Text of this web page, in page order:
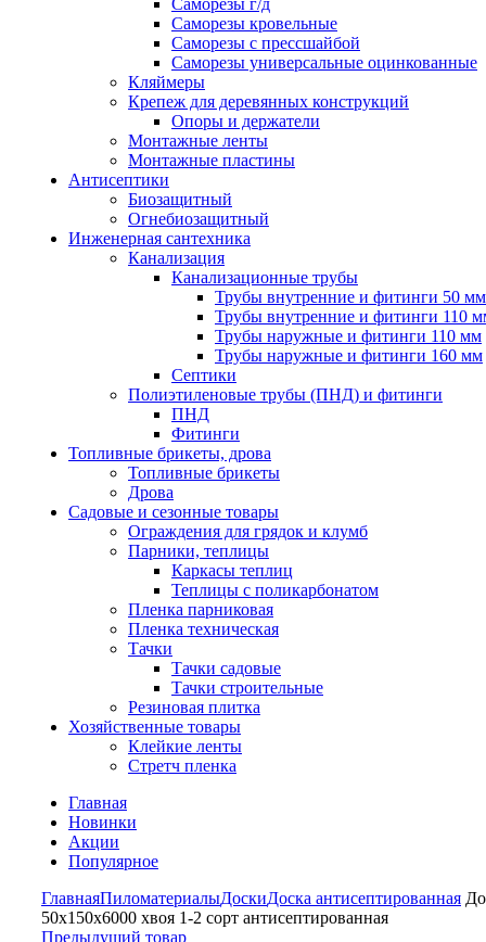
Саморезы г/д
Саморезы кровельные
Саморезы с прессшайбой
Саморезы универсальные оцинкованные
Кляймеры
Крепеж для деревянных конструкций
Опоры и держатели
Монтажные ленты
Монтажные пластины
Антисептики
Биозащитный
Огнебиозащитный
Инженерная сантехника
Канализация
Канализационные трубы
Трубы внутренние и фитинги 50 мм
Трубы внутренние и фитинги 110
Трубы наружные и фитинги 110 мм
Трубы наружные и фитинги 160 мм
Септики
Полиэтиленовые трубы (ПНД) и фитинги
ПНД
Фитинги
Топливные брикеты, дрова
Топливные брикеты
Дрова
Садовые и сезонные товары
Ограждения для грядок и клумб
Парники, теплицы
Каркасы теплиц
Теплицы с поликарбонатом
Пленка парниковая
Пленка техническая
Тачки
Тачки садовые
Тачки строительные
Резиновая плитка
Хозяйственные товары
Клейкие ленты
Стретч пленка
Главная
Новинки
Акции
Популярное
ГлавнаяПиломатериалыДоскиДоска антисептированная
50х150х6000 хвоя 1-2 сорт антисептированная
Предыдущий товар